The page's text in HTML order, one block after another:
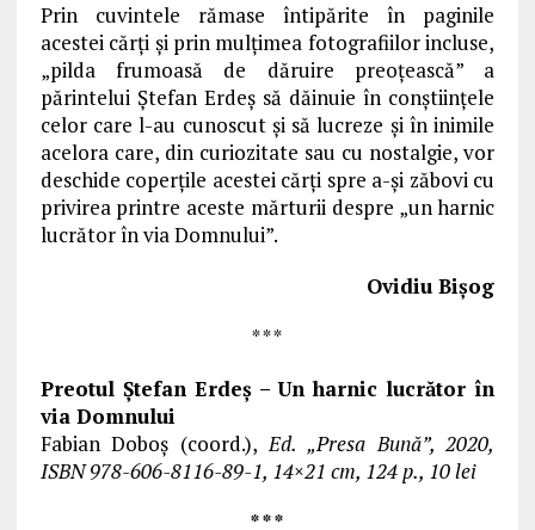
Prin cuvintele rămase întipărite în paginile
acestei cărţi şi prin mulţimea fotografiilor incluse,
„pilda frumoasă de dăruire preoţească” a
părintelui Ştefan Erdeş să dăinuie în conştiinţele
celor care l-au cunoscut şi să lucreze şi în inimile
acelora care, din curiozitate sau cu nostalgie, vor
deschide coperţile acestei cărţi spre a-şi zăbovi cu
privirea printre aceste mărturii despre „un harnic
lucrător în via Domnului”.
Ovidiu Bişog
* * *
Preotul Ştefan Erdeş – Un harnic lucrător în
via Domnului
Fabian Doboş (coord.),Ed. „Presa Bună”, 2020,
ISBN 978-606-8116-89-1, 14×21 cm, 124 p., 10 lei
* * *